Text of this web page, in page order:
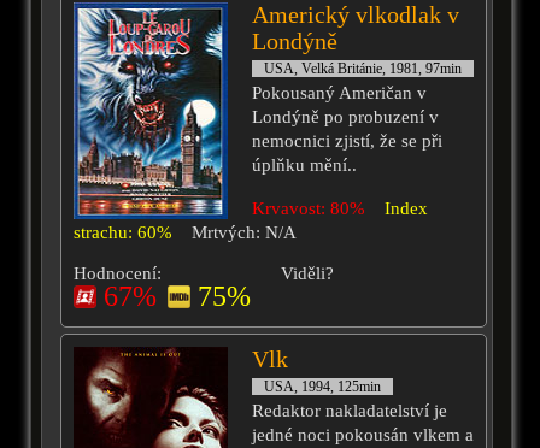
Americký vlkodlak v
Londýně
USA, Velká Británie, 1981, 97min
Pokousaný Američan v
Londýně po probuzení v
nemocnici zjistí, že se při
úplňku mění..
Krvavost: 80%
Index
strachu: 60%
Mrtvých: N/A
Hodnocení:
67% 75%
Viděli?
Vlk
USA, 1994, 125min
Redaktor nakladatelství je
jedné noci pokousán vlkem a